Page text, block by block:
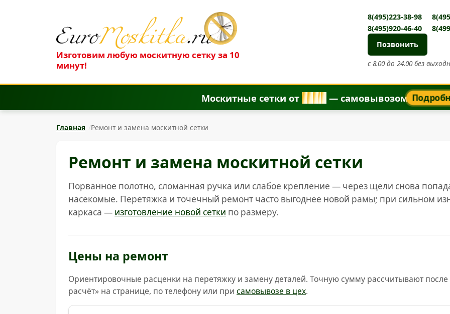
Изготовим любую москитную сетку за 10
минут!
8(495)223-38-98
8(495)920-46-40
Позвонить
с 8.00 до 24.00 без
Москитные сетки от 850 ₽ — самовывозом
Главная Ремонт и замена москитной сетки
Ремонт и замена москитной сетки
Порванное полотно, сломанная ручка или слабое крепление — через щели снова
насекомые. Перетяжка и точечный ремонт часто выгоднее новой рамы; при сильном
каркаса — изготовление новой сетки по размеру.
Цены на ремонт
Ориентировочные расценки на перетяжку и замену деталей. Точную сумму рассчитывают
расчёт» на странице, по телефону или при самовывозе в цех.